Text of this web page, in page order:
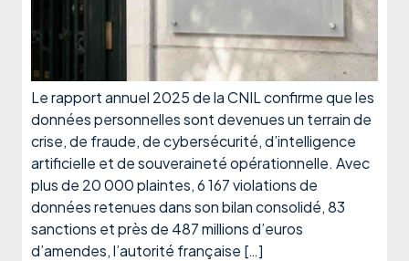
Le rapport annuel 2025 de la CNIL confirme que les
données personnelles sont devenues un terrain de
crise, de fraude, de cybersécurité, d’intelligence
artificielle et de souveraineté opérationnelle. Avec
plus de 20 000 plaintes, 6 167 violations de
données retenues dans son bilan consolidé, 83
sanctions et près de 487 millions d’euros
d’amendes, l’autorité française […]